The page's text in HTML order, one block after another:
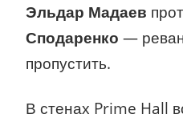
Эльдар Мадаев
Сподаренко —
пропустить.
В стенах Prime Hall